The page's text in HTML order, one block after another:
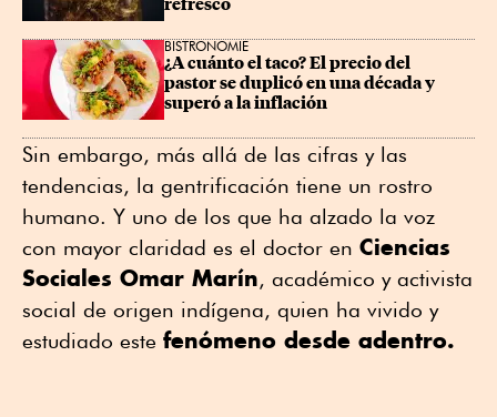
refresco
BISTRONOMIE
¿A cuánto el taco? El precio del
pastor se duplicó en una década y
superó a la inflación
Sin embargo, más allá de las cifras y las
tendencias, la gentrificación tiene un rostro
humano. Y uno de los que ha alzado la voz
con mayor claridad es el doctor en Ciencias
Sociales Omar Marín, académico y activista
social de origen indígena, quien ha vivido y
estudiado este fenómeno desde adentro.